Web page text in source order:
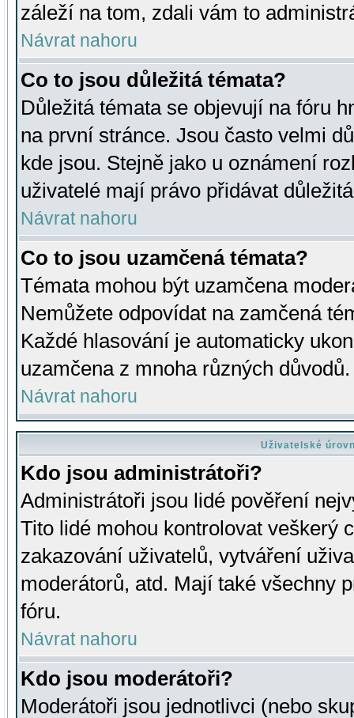
záleží na tom, zdali vám to
Návrat nahoru
Co to jsou důležitá témata?
Důležitá témata se objevují na fóru
na první stránce. Jsou často velmi
kde jsou. Stejně jako u oznámení
uživatelé mají právo přidávat
Návrat nahoru
Co to jsou uzamčená témata?
Témata mohou být uzamčena
Nemůžete odpovídat na zamčená
Každé hlasování je automaticky
uzamčena z mnoha různých důvodů.
Návrat nahoru
Uživatelské
Kdo jsou administrátoři?
Administrátoři jsou lidé pověření
Tito lidé mohou kontrolovat veškerý
zakazování uživatelů, vytváření
moderátorů, atd. Mají také všechny
fóru.
Návrat nahoru
Kdo jsou moderátoři?
Moderátoři jsou jednotlivci (nebo